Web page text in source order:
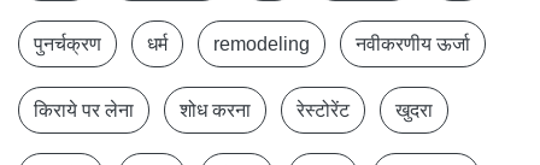
पुनर्चक्रण धर्म remodeling नवीकरणीय ऊर्जा
किराये पर लेना शोध करना रेस्टोरेंट खुदरा